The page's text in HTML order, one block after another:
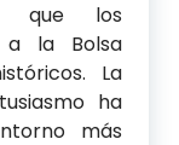
que los
a la Bolsa
La
ha
más